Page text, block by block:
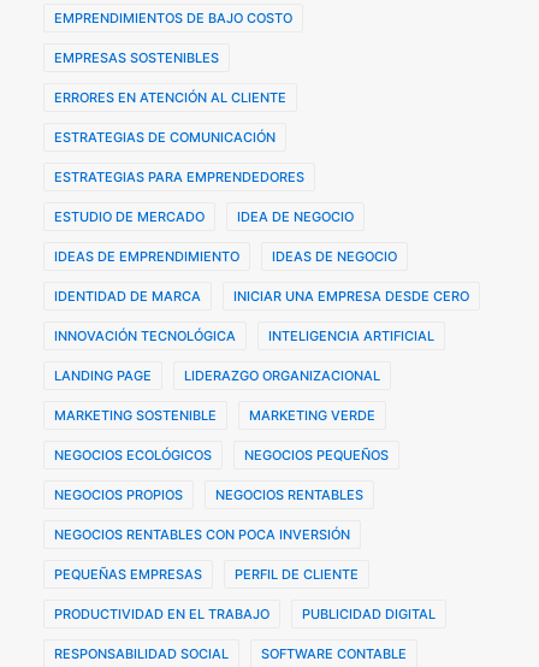
EMPRENDIMIENTOS DE BAJO COSTO
EMPRESAS SOSTENIBLES
ERRORES EN ATENCIÓN AL CLIENTE
ESTRATEGIAS DE COMUNICACIÓN
ESTRATEGIAS PARA EMPRENDEDORES
ESTUDIO DE MERCADO IDEA DE NEGOCIO
IDEAS DE EMPRENDIMIENTO IDEAS DE NEGOCIO
IDENTIDAD DE MARCA INICIAR UNA EMPRESA DESDE CERO
INNOVACIÓN TECNOLÓGICA INTELIGENCIA ARTIFICIAL
LANDING PAGE LIDERAZGO ORGANIZACIONAL
MARKETING SOSTENIBLE MARKETING VERDE
NEGOCIOS ECOLÓGICOS NEGOCIOS PEQUEÑOS
NEGOCIOS PROPIOS NEGOCIOS RENTABLES
NEGOCIOS RENTABLES CON POCA INVERSIÓN
PEQUEÑAS EMPRESAS PERFIL DE CLIENTE
PRODUCTIVIDAD EN EL TRABAJO PUBLICIDAD DIGITAL
RESPONSABILIDAD SOCIAL SOFTWARE CONTABLE